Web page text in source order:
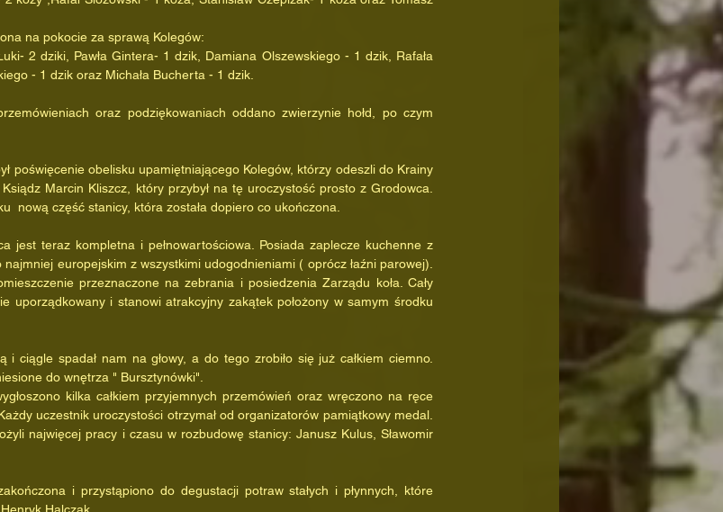
ułożona na pokocie za sprawą Kolegów:
2 dziki, Pawła Gintera- 1 dzik, Damiana Olszewskiego - 1 dzik, Rafała
- 1 dzik oraz Michała Bucherta - 1 dzik.
Marcin Kliszcz, który przybył na tę uroczystość prosto z Grodowca.
nową część stanicy, która została dopiero co ukończona.
europejskim z wszystkimi udogodnieniami ( oprócz łaźni parowej).
przeznaczone na zebrania i posiedzenia Zarządu koła. Cały
uporządkowany i stanowi atrakcyjny zakątek położony w samym środku
do wnętrza " Bursztynówki".
uczestnik uroczystości otrzymał od organizatorów pamiątkowy medal.
najwięcej pracy i czasu w rozbudowę stanicy: Janusz Kulus, Sławomir